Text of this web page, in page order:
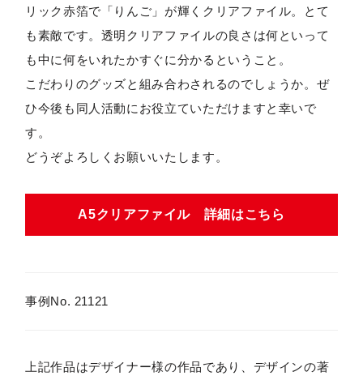
リック赤箔で「りんご」が輝くクリアファイル。とて
も素敵です。透明クリアファイルの良さは何といって
も中に何をいれたかすぐに分かるということ。
こだわりのグッズと組み合わされるのでしょうか。ぜ
ひ今後も同人活動にお役立ていただけますと幸いで
す。
どうぞよろしくお願いいたします。
A5クリアファイル 詳細はこちら
事例No. 21121
上記作品はデザイナー様の作品であり、デザインの著